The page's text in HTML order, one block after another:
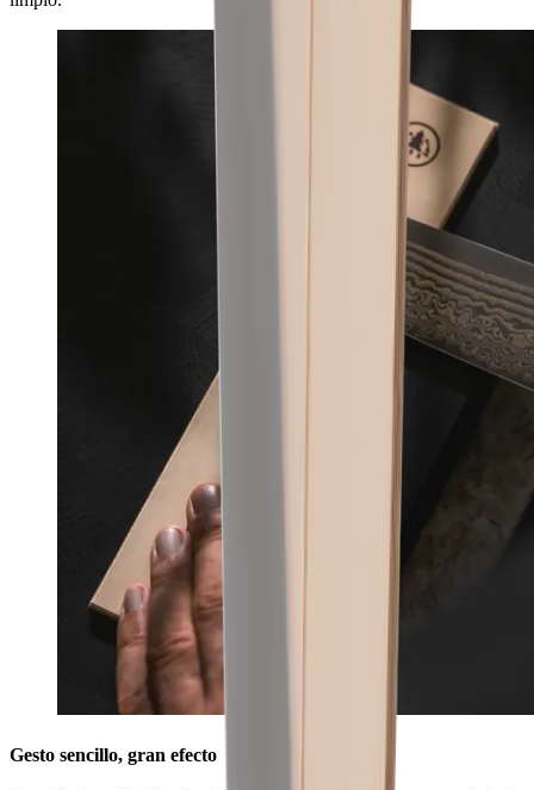
Gesto sencillo, gran efecto